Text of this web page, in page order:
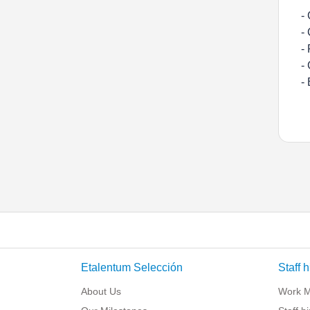
-
-
-
-
-
Etalentum Selección
About Us
Staff
Work